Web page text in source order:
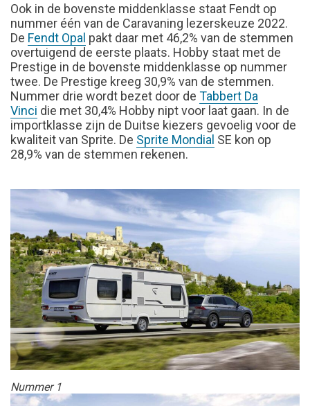
Ook in de bovenste middenklasse staat Fendt op
nummer één van de Caravaning lezerskeuze 2022.
De Fendt Opal pakt daar met 46,2% van de stemmen
overtuigend de eerste plaats. Hobby staat met de
Prestige in de bovenste middenklasse op nummer
twee. De Prestige kreeg 30,9% van de stemmen.
Nummer drie wordt bezet door de Tabbert Da
Vinci die met 30,4% Hobby nipt voor laat gaan. In de
importklasse zijn de Duitse kiezers gevoelig voor de
kwaliteit van Sprite. De Sprite Mondial SE kon op
28,9% van de stemmen rekenen.
Nummer 1